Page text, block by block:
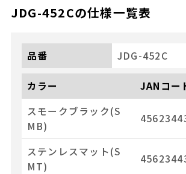
JDG-452Cの仕様一覧表
品番 JDG-452C
カラー
JANコー
スモークブラック(S
MB)
ステンレスマット(S
MT)